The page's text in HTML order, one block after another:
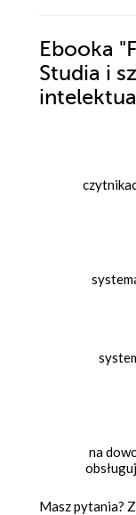
Ebooka
Studia i
na
Masz pytania?